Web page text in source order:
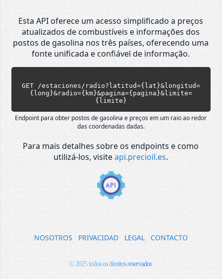
Esta API oferece um acesso simplificado a preços
atualizados de combustíveis e informações dos
postos de gasolina nos três países, oferecendo uma
fonte unificada e confiável de informação.
GET /estaciones/radio?latitud={lat}&longitud=
{long}&radio={km}&pagina={pagina}&limite=
{limite}
Endpoint para obter postos de gasolina e preços em um raio ao redor
das coordenadas dadas.
Para mais detalhes sobre os endpoints e como
utilizá-los, visiteapi.precioil.es.
NOSOTROS PRIVACIDAD LEGAL CONTACTO
© 2025 todos os direitos reservados